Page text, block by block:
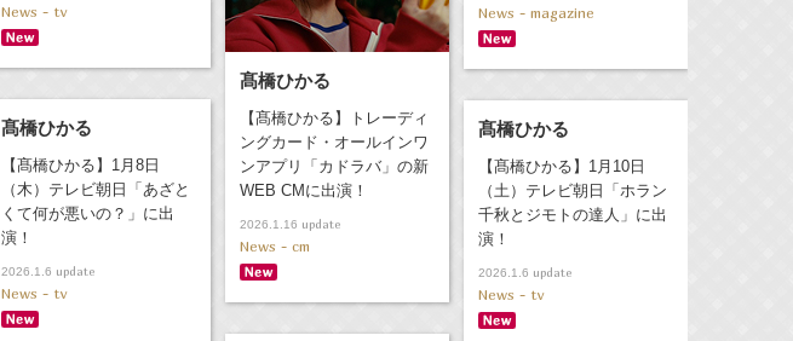
News - magazine
News - tv
髙橋ひかる
【髙橋ひかる】トレーディ
ングカード・オールインワ
ンアプリ「カドラバ」の新
WEB CMに出演！
2026.1.16 update
News - cm
髙橋ひかる
【髙橋ひかる】1月8日
（木）テレビ朝日「あざと
くて何が悪いの？」に出
演！
2026.1.6 update
News - tv
髙橋ひかる
【髙橋ひかる】1月10日
（土）テレビ朝日「ホラン
千秋とジモトの達人」に出
演！
2026.1.6 update
News - tv